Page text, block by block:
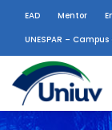
EAD Mentor
UNESPAR –